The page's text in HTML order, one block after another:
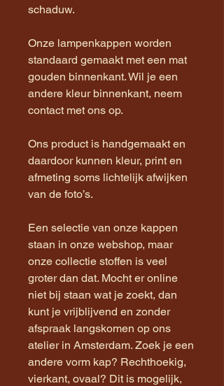
schaduw.
Onze lampenkappen worden
standaard gemaakt met een mat
gouden binnenkant. Wil je een
andere kleur binnenkant, neem
contact met ons op.
Ons product is handgemaakt en
daardoor kunnen kleur, print en
afmeting soms lichtelijk afwijken
van de foto’s.
Een selectie van onze kappen
staan in onze webshop, maar
onze collectie stoffen is veel
groter dan dat. Mocht er online
niet bij staan wat je zoekt, dan
kunt je vrijblijvend en zonder
afspraak langskomen op ons
atelier in Amsterdam. Zoek je een
andere vorm kap? Rechthoekig,
vierkant, ovaal? Dit is mogelijk,